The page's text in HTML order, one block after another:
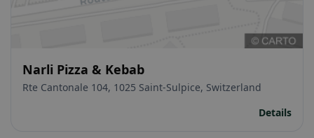
Narli Pizza & Kebab
Rte Cantonale 104, 1025 Saint-Sulpice, Switzerland
Details